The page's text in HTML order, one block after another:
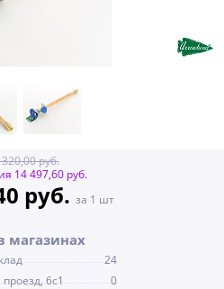
руб.
14 497,60 руб.
руб. за 1 шт
магазинах
24
6с1
0